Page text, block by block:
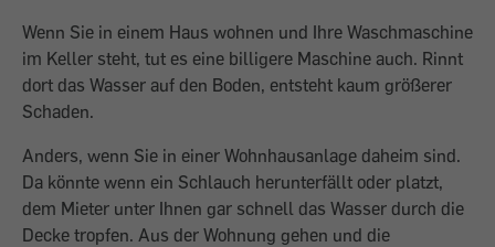
Wenn Sie in einem Haus wohnen und Ihre Waschmaschine
im Keller steht, tut es eine billigere Maschine auch. Rinnt
dort das Wasser auf den Boden, entsteht kaum größerer
Schaden.
Anders, wenn Sie in einer Wohnhausanlage daheim sind.
Da könnte wenn ein Schlauch herunterfällt oder platzt,
dem Mieter unter Ihnen gar schnell das Wasser durch die
Decke tropfen. Aus der Wohnung gehen und die